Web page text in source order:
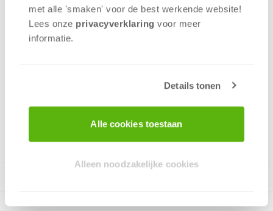
met alle 'smaken' voor de best werkende website​!
Lees onze privacyverklaring voor meer
informatie.
Details tonen
Alle cookies toestaan
Alleen noodzakelijke cookies
hetzelfde: Schmidt-puzzels zijn met hun verscheidenheid
aan vormen en levendige kleuren van topkwaliteit. Dankzij
bijzonder fijn snijgereedschap past elk afzonderlijk stukje
v.a. 12 jaar